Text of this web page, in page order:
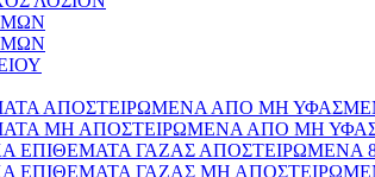
ΑΠΟΣΤΕΙΡΩΜΕΝΑ ΑΠΟ ΜΗ
ΜΗ ΑΠΟΣΤΕΙΡΩΜΕΝΑ ΑΠΟ ΜΗ
ΕΠΙΘΕΜΑΤΑ ΓΑΖΑΣ ΑΠΟΣΤΕΙΡΩΜΕΝΑ
ΕΠΙΘΕΜΑΤΑ ΓΑΖΑΣ ΜΗ